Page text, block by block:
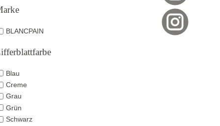
BLANCPAIN
Blau
Creme
Grau
Grün
Schwarz